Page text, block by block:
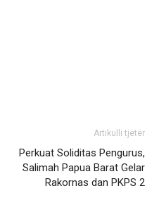
Artikulli tjetër
Perkuat Soliditas Pengurus,
Salimah Papua Barat Gelar
Rakornas dan PKPS 2